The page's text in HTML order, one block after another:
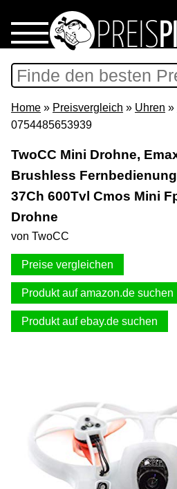
Home
Download
Support &
Presse
Datenschutz
Impressum
Home » Preisvergleich » Uhren »
0754485653939
TwoCC Mini Drohne,
Brushless
37Ch 600Tvl Cmos Mini
Drohne
von TwoCC
Preise vergleichen
Produkt auf amazon.de suchen
Produkt auf ebay.de suchen